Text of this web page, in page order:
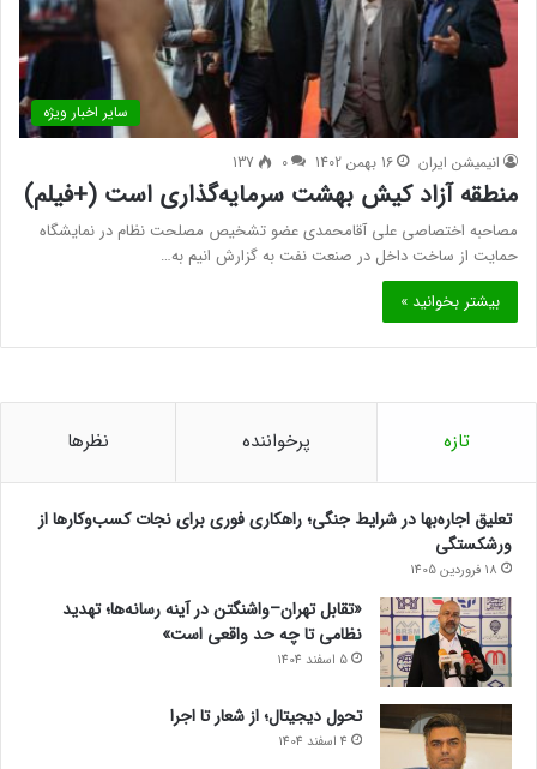
سایر اخبار ویژه
انیمیشن ایران 16 بهمن 1402 0
137
منطقه آزاد کیش بهشت سرمایه‌گذاری است (+فیلم)
مصاحبه اختصاصی علی آقامحمدی عضو تشخیص مصلحت نظام در نمایشگاه
حمایت از ساخت داخل در صنعت نفت به گزارش انیم به…
بیشتر بخوانید »
تازه پرخواننده نظرها
تعلیق اجاره‌بها در شرایط جنگی؛ راهکاری فوری برای نجات کسب‌وکارها از
ورشکستگی
18 فروردین 1405
«تقابل تهران–واشنگتن در آینه رسانه‌ها؛ تهدید
نظامی تا چه حد واقعی است»
5 اسفند 1404
تحول دیجیتال؛ از شعار تا اجرا
4 اسفند 1404